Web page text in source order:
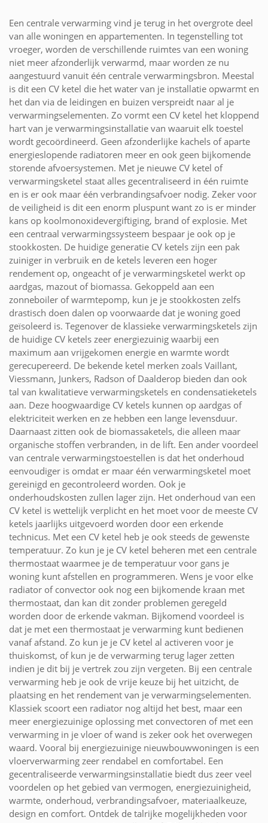
Een centrale verwarming vind je terug in het overgrote deel
van alle woningen en appartementen. In tegenstelling tot
vroeger, worden de verschillende ruimtes van een woning
niet meer afzonderlijk verwarmd, maar worden ze nu
aangestuurd vanuit één centrale verwarmingsbron. Meestal
is dit een CV ketel die het water van je installatie opwarmt en
het dan via de leidingen en buizen verspreidt naar al je
verwarmingselementen. Zo vormt een CV ketel het kloppend
hart van je verwarmingsinstallatie van waaruit elk toestel
wordt gecoördineerd. Geen afzonderlijke kachels of aparte
energieslopende radiatoren meer en ook geen bijkomende
storende afvoersystemen. Met je nieuwe CV ketel of
verwarmingsketel staat alles gecentraliseerd in één ruimte
en is er ook maar één verbrandingsafvoer nodig. Zeker voor
de veiligheid is dit een enorm pluspunt want zo is er minder
kans op koolmonoxidevergiftiging, brand of explosie. Met
een centraal verwarmingssysteem bespaar je ook op je
stookkosten. De huidige generatie CV ketels zijn een pak
zuiniger in verbruik en de ketels leveren een hoger
rendement op, ongeacht of je verwarmingsketel werkt op
aardgas, mazout of biomassa. Gekoppeld aan een
zonneboiler of warmtepomp, kun je je stookkosten zelfs
drastisch doen dalen op voorwaarde dat je woning goed
geïsoleerd is. Tegenover de klassieke verwarmingsketels zijn
de huidige CV ketels zeer energiezuinig waarbij een
maximum aan vrijgekomen energie en warmte wordt
gerecupereerd. De bekende ketel merken zoals Vaillant,
Viessmann, Junkers, Radson of Daalderop bieden dan ook
tal van kwalitatieve verwarmingsketels en condensatieketels
aan. Deze hoogwaardige CV ketels kunnen op aardgas of
elektriciteit werken en ze hebben een lange levensduur.
Daarnaast zitten ook de biomassaketels, die alleen maar
organische stoffen verbranden, in de lift. Een ander voordeel
van centrale verwarmingstoestellen is dat het onderhoud
eenvoudiger is omdat er maar één verwarmingsketel moet
gereinigd en gecontroleerd worden. Ook je
onderhoudskosten zullen lager zijn. Het onderhoud van een
CV ketel is wettelijk verplicht en het moet voor de meeste CV
ketels jaarlijks uitgevoerd worden door een erkende
technicus. Met een CV ketel heb je ook steeds de gewenste
temperatuur. Zo kun je je CV ketel beheren met een centrale
thermostaat waarmee je de temperatuur voor gans je
woning kunt afstellen en programmeren. Wens je voor elke
radiator of convector ook nog een bijkomende kraan met
thermostaat, dan kan dit zonder problemen geregeld
worden door de erkende vakman. Bijkomend voordeel is
dat je met een thermostaat je verwarming kunt bedienen
vanaf afstand. Zo kun je je CV ketel al activeren voor je
thuiskomst, of kun je de verwarming terug lager zetten
indien je dit bij je vertrek zou zijn vergeten. Bij een centrale
verwarming heb je ook de vrije keuze bij het uitzicht, de
plaatsing en het rendement van je verwarmingselementen.
Klassiek scoort een radiator nog altijd het best, maar een
meer energiezuinige oplossing met convectoren of met een
verwarming in je vloer of wand is zeker ook het overwegen
waard. Vooral bij energiezuinige nieuwbouwwoningen is een
vloerverwarming zeer rendabel en comfortabel. Een
gecentraliseerde verwarmingsinstallatie biedt dus zeer veel
voordelen op het gebied van vermogen, energiezuinigheid,
warmte, onderhoud, verbrandingsafvoer, materiaalkeuze,
design en comfort. Ontdek de talrijke mogelijkheden voor